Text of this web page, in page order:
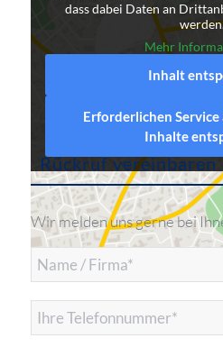
dass dabei Daten an
Mehr
Inhalt
Erforderlichen
Inhalte
Rückruf vereinbaren
Wir melden uns gerne bei